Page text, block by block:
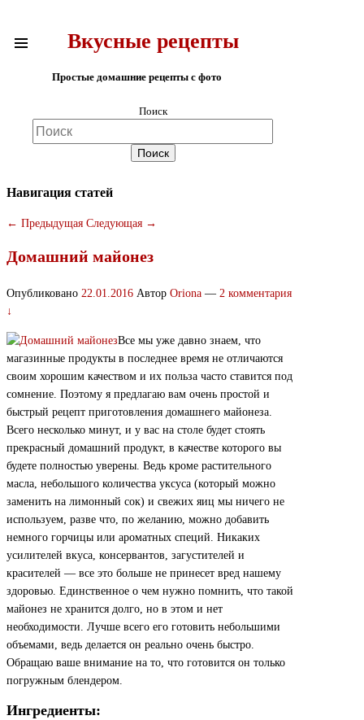
Вкусные рецепты
Простые домашние рецепты с фото
Поиск
Навигация статей
← Предыдущая Следующая →
Домашний майонез
Опубликовано 22.01.2016 Автор Oriona — 2 комментария
↓
Все мы уже давно знаем, что
магазинные продукты в последнее время не отличаются
своим хорошим качеством и их польза часто ставится под
сомнение. Поэтому я предлагаю вам очень простой и
быстрый рецепт приготовления домашнего майонеза.
Всего несколько минут, и у вас на столе будет стоять
прекрасный домашний продукт, в качестве которого вы
будете полностью уверены. Ведь кроме растительного
масла, небольшого количества уксуса (который можно
заменить на лимонный сок) и свежих яиц мы ничего не
используем, разве что, по желанию, можно добавить
немного горчицы или ароматных специй. Никаких
усилителей вкуса, консервантов, загустителей и
красителей — все это больше не принесет вред нашему
здоровью. Единственное о чем нужно помнить, что такой
майонез не хранится долго, но в этом и нет
необходимости. Лучше всего его готовить небольшими
объемами, ведь делается он реально очень быстро.
Обращаю ваше внимание на то, что готовится он только
погружным блендером.
Ингредиенты: